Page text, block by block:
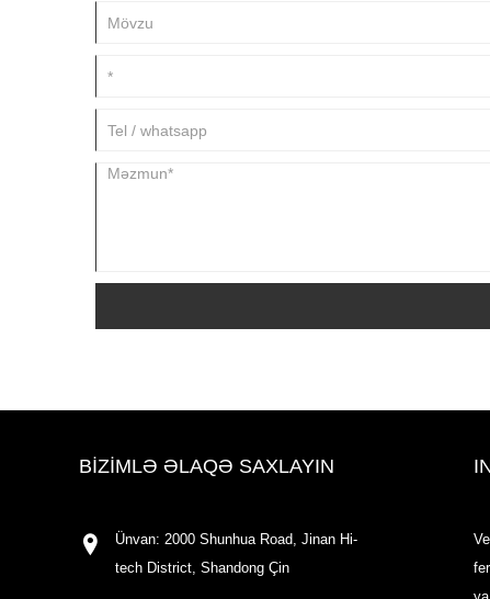
BIZIMLƏ ƏLAQƏ SAXLAYIN
Ünvan: 2000 Shunhua Road, Jinan Hi-
tech District, Shandong Çin